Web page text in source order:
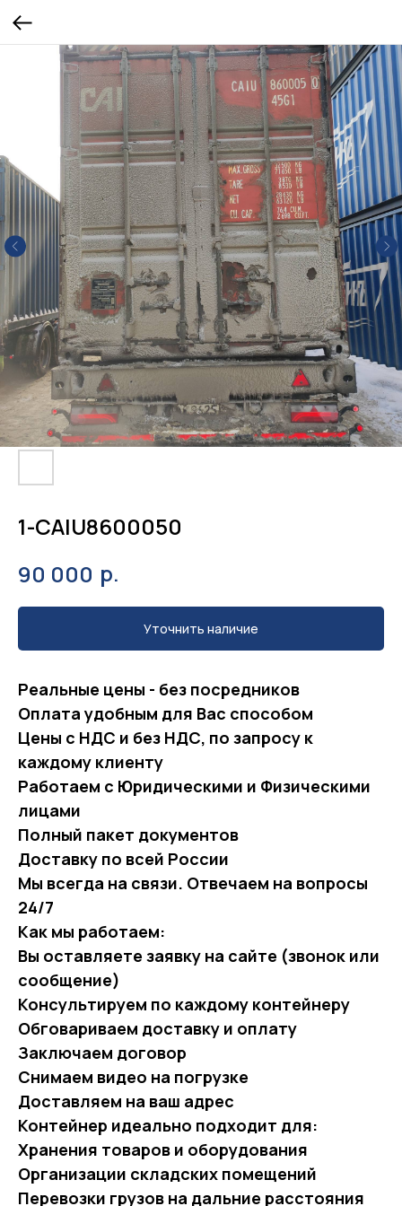
1-CAIU8600050
90 000 р.
Уточнить наличие
Реальные цeны - бeз посредников
Оплaтa удобным для Вас способом
Цены с НДС и без НДС, по запросу к
каждому клиенту
Работаем с Юридическими и Физическими
лицами
Полный пакет документов
Доставку по всей России
Мы всегда на связи. Отвечаем на вопросы
24/7
Как мы работаем:
Вы оставляете заявку на сайте (звонок или
сообщение)
Консультируем по каждому контейнеру
Обговариваем доставку и оплату
Заключаем договор
Снимаем видео на погрузке
Доставляем на ваш адрес
Контейнер идеально подходит для:
Хранения товаров и оборудования
Организации складских помещений
Перевозки грузов на дальние расстояния